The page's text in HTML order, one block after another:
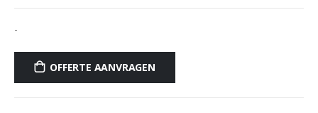
-
OFFERTE AANVRAGEN